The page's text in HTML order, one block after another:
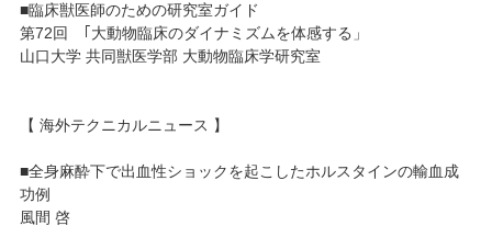
■臨床獣医師のための研究室ガイド
第72回 ｢大動物臨床のダイナミズムを体感する」
山口大学 共同獣医学部 大動物臨床学研究室
【 海外テクニカルニュース 】
■全身麻酔下で出血性ショックを起こしたホルスタインの輸血成
功例
風間 啓